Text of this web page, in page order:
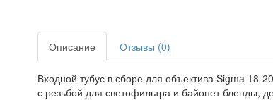
Описание Отзывы (0)
Входной тубус в сборе для объектива Sigma 18-
с резьбой для светофильтра и байонет бленды,